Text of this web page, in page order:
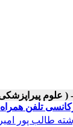
تلفن
طالب پور